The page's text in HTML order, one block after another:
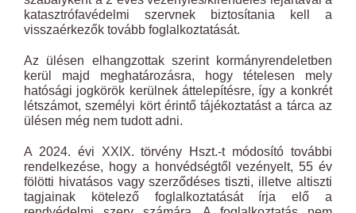
katasztrófavédelmi szervnek biztosítania kell a
visszaérkezők tovább foglalkoztatását.
Az ülésen elhangzottak szerint kormányrendeletben
kerül majd meghatározásra, hogy tételesen mely
hatósági jogkörök kerülnek áttelepítésre, így a konkrét
létszámot, személyi kört érintő tájékoztatást a tárca az
ülésen még nem tudott adni.
A 2024. évi XXIX. törvény Hszt.-t módosító további
rendelkezése, hogy a honvédségtől vezényelt, 55 év
fölötti hivatásos vagy szerződéses tiszti, illetve altiszti
tagjainak kötelező foglalkoztatását írja elő a